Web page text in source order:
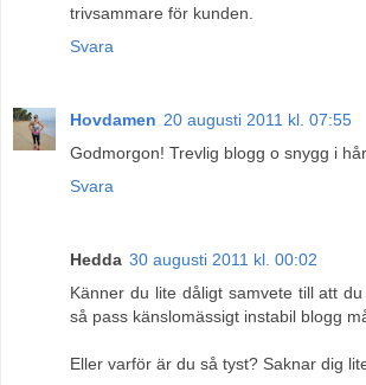
trivsammare för kunden.
Svara
Hovdamen 20 augusti 2011 kl. 07:55
Godmorgon! Trevlig blogg o snygg i
Svara
Hedda 30 augusti 2011 kl. 00:02
Känner du lite dåligt samvete till att
så pass känslomässigt instabil blogg
Eller varför är du så tyst? Saknar dig